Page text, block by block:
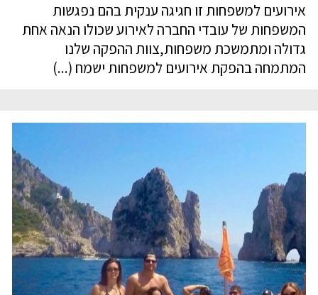
אירועים למשפחות זו חגיגה ענקית בהם נפגשות
המשפחות של עובדי החברה לאירוע שכולו הנאה אחת
גדולה ומתמשכת משפחות,צוות ההפקה שלנו
המתמחה בהפקת אירועים למשפחות ישמח (...)